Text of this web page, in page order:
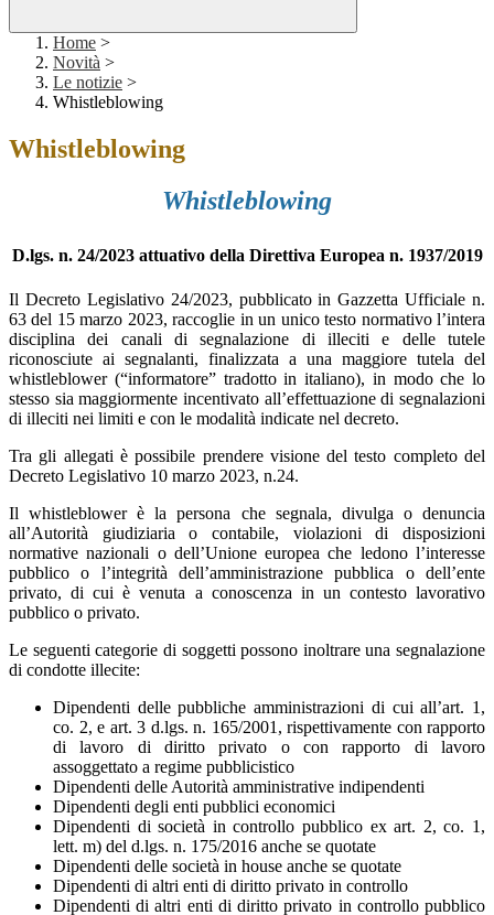
Home >
Novità >
Le notizie >
Whistleblowing
Whistleblowing
Whistleblowing
D.lgs. n. 24/2023 attuativo della Direttiva Europea n. 1937/2019
Il Decreto Legislativo 24/2023, pubblicato in Gazzetta Ufficiale n.
63 del 15 marzo 2023, raccoglie in un unico testo normativo l’intera
disciplina dei canali di segnalazione di illeciti e delle tutele
riconosciute ai segnalanti, finalizzata a una maggiore tutela del
whistleblower (“informatore” tradotto in italiano), in modo che lo
stesso sia maggiormente incentivato all’effettuazione di segnalazioni
di illeciti nei limiti e con le modalità indicate nel decreto.
Tra gli allegati è possibile prendere visione del testo completo del
Decreto Legislativo 10 marzo 2023, n.24.
Il whistleblower è la persona che segnala, divulga o denuncia
all’Autorità giudiziaria o contabile, violazioni di disposizioni
normative nazionali o dell’Unione europea che ledono l’interesse
pubblico o l’integrità dell’amministrazione pubblica o dell’ente
privato, di cui è venuta a conoscenza in un contesto lavorativo
pubblico o privato.
Le seguenti categorie di soggetti possono inoltrare una segnalazione
di condotte illecite:
Dipendenti delle pubbliche amministrazioni di cui all’art. 1,
co. 2, e art. 3 d.lgs. n. 165/2001, rispettivamente con rapporto
di lavoro di diritto privato o con rapporto di lavoro
assoggettato a regime pubblicistico
Dipendenti delle Autorità amministrative indipendenti
Dipendenti degli enti pubblici economici
Dipendenti di società in controllo pubblico ex art. 2, co. 1,
lett. m) del d.lgs. n. 175/2016 anche se quotate
Dipendenti delle società in house anche se quotate
Dipendenti di altri enti di diritto privato in controllo
Dipendenti di altri enti di diritto privato in controllo pubblico